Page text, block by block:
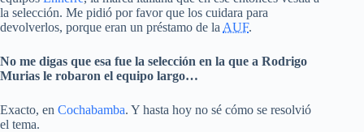
la selección. Me pidió por favor que los cuidara para
devolverlos, porque eran un préstamo de la AUF.
No me digas que esa fue la selección en la que a Rodrigo
Murias le robaron el equipo largo…
Exacto, en Cochabamba. Y hasta hoy no sé cómo se resolvió
el tema.